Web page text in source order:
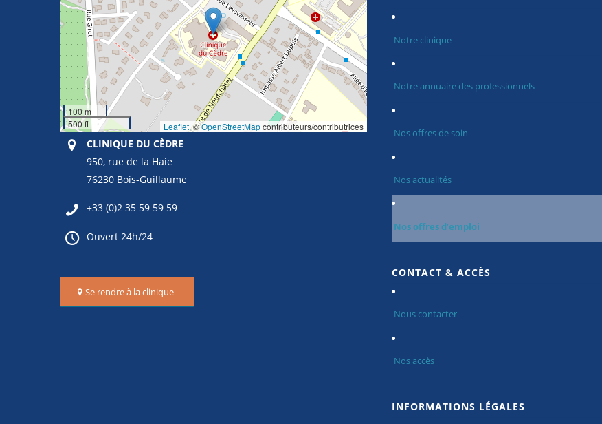
100 m
500 ft
Leaflet, ©OpenStreetMapcontributeurs/contributrices
CLINIQUE DU CÈDRE
950, rue de la Haie
76230 Bois-Guillaume
+33 (0)2 35 59 59 59
Ouvert 24h/24
Se rendre à la clinique
Notre clinique
Notre annuaire des professionnels
Nos offres de soin
Nos actualités
Nos offres d’emploi
CONTACT & ACCÈS
Nous contacter
Nos accès
INFORMATIONS LÉGALES